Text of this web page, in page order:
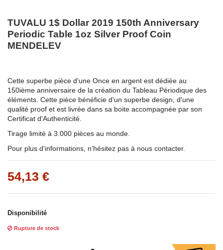
TUVALU 1$ Dollar 2019 150th Anniversary
Periodic Table 1oz Silver Proof Coin
MENDELEV
Cette superbe pièce d'une Once en argent est dédiée au
150ième anniversaire de la création du Tableau Périodique des
éléments. Cette pièce bénéficie d'un superbe design, d'une
qualité proof et est livrée dans sa boite accompagnée par son
Certificat d'Authenticité.
Tirage limité à 3.000 pièces au monde.
Pour plus d'informations, n'hésitez pas à nous contacter.
54,13 €
Disponibilité
Rupture de stock